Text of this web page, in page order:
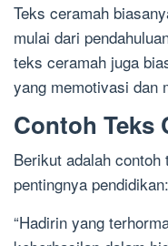
Teks ceramah
mulai dari
teks ceramah juga
yang memotivasi dan
Contoh Teks
Berikut adalah
pentingnya pendidikan:
“Hadirin yang